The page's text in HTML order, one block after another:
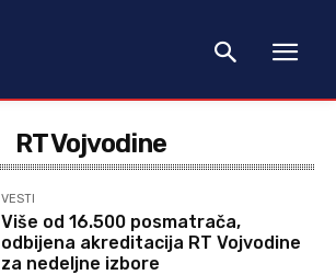
RT Vojvodine
VESTI
Više od 16.500 posmatrača,
odbijena akreditacija RT Vojvodine
za nedeljne izbore